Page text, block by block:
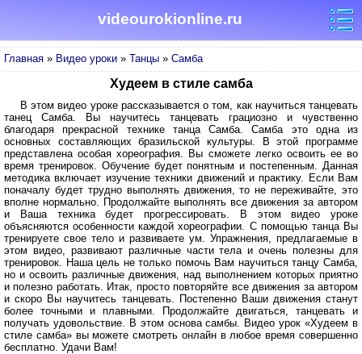
videourokionline.ru
Главная » Видео уроки » Танцы » Самба
Худеем в стиле самба
В этом видео уроке рассказывается о том, как научиться танцевать
танец Самба. Вы научитесь танцевать грациозно и чувственно
благодаря прекрасной технике танца Самба. Самба это одна из
основных составляющих бразильской культуры. В этой программе
представлена особая хореография. Вы сможете легко освоить ее во
время тренировок. Обучение будет понятным и постепенным. Данная
методика включает изучение техники движений и практику. Если Вам
поначалу будет трудно выполнять движения, то не переживайте, это
вполне нормально. Продолжайте выполнять все движения за автором
и Ваша техника будет прогрессировать. В этом видео уроке
объясняются особенности каждой хореографии. С помощью танца Вы
тренируете свое тело и развиваете ум. Упражнения, предлагаемые в
этом видео, развивают различные части тела и очень полезны для
тренировок. Наша цель не только помочь Вам научиться танцу Самба,
но и освоить различные движения, над выполнением которых приятно
и полезно работать. Итак, просто повторяйте все движения за автором
и скоро Вы научитесь танцевать. Постепенно Ваши движения станут
более точными и плавными. Продолжайте двигаться, танцевать и
получать удовольствие. В этом основа самбы. Видео урок «Худеем в
стиле самба» вы можете смотреть онлайн в любое время совершенно
бесплатно. Удачи Вам!